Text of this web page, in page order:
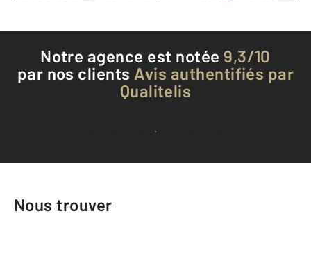
Notre agence est notée 9,3/10
par nos clients Avis authentifiés par
Qualitelis
Voir tous les avis clients
Nous trouver